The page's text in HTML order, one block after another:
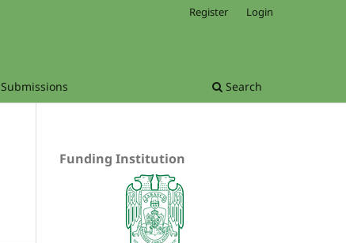
Submissions Search
Register Login
Funding Institution